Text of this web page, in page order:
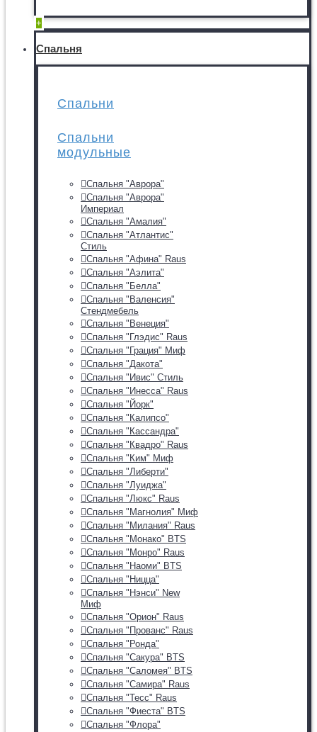
+
Спальня
Спальни
Спальни
модульные
Спальня "Аврора"
Спальня "Аврора"
Империал
Спальня "Амалия"
Спальня "Атлантис"
Стиль
Спальня "Афина" Raus
Спальня "Аэлита"
Спальня "Белла"
Спальня "Валенсия"
Стендмебель
Спальня "Венеция"
Спальня "Глэдис" Raus
Спальня "Грация" Миф
Спальня "Дакота"
Спальня "Ивис" Стиль
Спальня "Инесса" Raus
Спальня "Йорк"
Спальня "Калипсо"
Спальня "Кассандра"
Спальня "Квадро" Raus
Спальня "Ким" Миф
Спальня "Либерти"
Спальня "Луиджа"
Спальня "Люкс" Raus
Спальня "Магнолия" Миф
Спальня "Милания" Raus
Спальня "Монако" BTS
Спальня "Монро" Raus
Спальня "Наоми" BTS
Спальня "Ницца"
Спальня "Нэнси" New
Миф
Спальня "Орион" Raus
Спальня "Прованс" Raus
Спальня "Ронда"
Спальня "Сакура" BTS
Спальня "Саломея" BTS
Спальня "Самира" Raus
Спальня "Тесс" Raus
Спальня "Фиеста" BTS
Спальня "Флора"